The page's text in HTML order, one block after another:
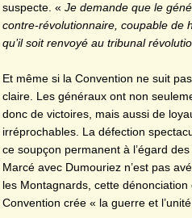
suspecte. « Je demande que le
contre-révolutionnaire, coupable de
qu’il soit renvoyé au tribunal
Et même si la Convention ne suit
claire. Les généraux ont non
donc de victoires, mais aussi de
irréprochables. La défection
ce soupçon permanent à l’égard
Marcé avec Dumouriez n’est pas
les Montagnards, cette
Convention crée « la guerre et